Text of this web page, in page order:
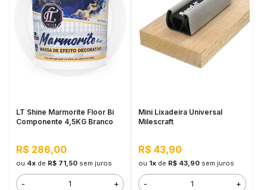
LT Shine Marmorite Floor Bi
Componente 4,5KG Branco
R$ 286,00
ou 4xde R$ 71,50 sem juros
- +
Mini Lixadeira Universal
Milescraft
R$ 43,90
ou 1xde R$ 43,90 sem juros
- +